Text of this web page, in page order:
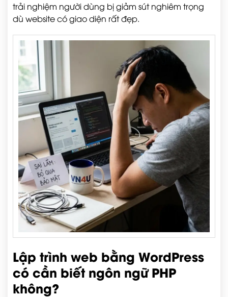
trải nghiệm người dùng bị giảm sút nghiêm trọng
dù website có giao diện rất đẹp.
Lập trình web bằng WordPress
có cần biết ngôn ngữ PHP
không?